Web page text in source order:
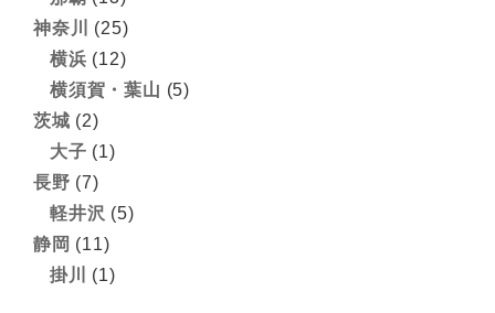
神奈川
(25)
横浜 (12)
横須賀・葉山 (5)
茨城 (2)
大子 (1)
長野 (7)
軽井沢 (5)
静岡 (11)
掛川
(1)